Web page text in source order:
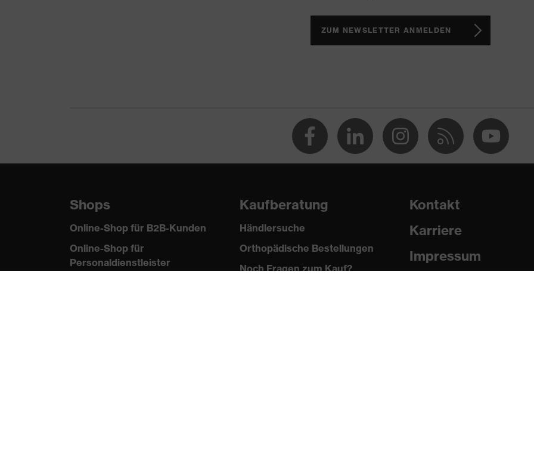
ZUM NEWSLETTER ANMELDEN
Shops
Online-Shop für B2B-Kunden
Online-Shop für
Personaldienstleister
Kaufberatung
Händlersuche
Orthopädische Bestellungen
Noch Fragen zum Kauf?
Kontakt
Karriere
Impressum